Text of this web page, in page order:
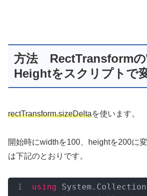
方法 RectTransformの
Heightをスクリプトで
rectTransform.sizeDeltaを使います。
開始時にwidthを100、heightを200に
は下記のとおりです。
using